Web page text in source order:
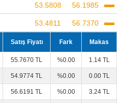
56.1985
53.5808
56.7370
53.4811
Satış Fiyatı Fark Makas
55.7670 TL %0.00 1.14 TL
54.9774 TL %0.00 0.00 TL
56.6191 TL %0.00 3.24 TL